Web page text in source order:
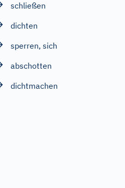
schließen
dichten
sperren, sich
abschotten
dichtmachen